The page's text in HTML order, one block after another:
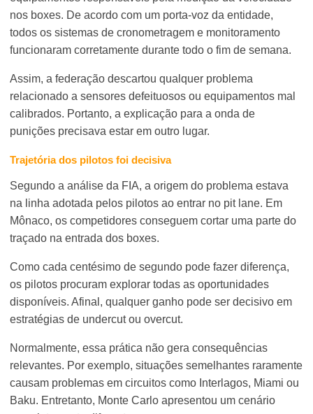
nos boxes. De acordo com um porta-voz da entidade,
todos os sistemas de cronometragem e monitoramento
funcionaram corretamente durante todo o fim de semana.
Assim, a federação descartou qualquer problema
relacionado a sensores defeituosos ou equipamentos mal
calibrados. Portanto, a explicação para a onda de
punições precisava estar em outro lugar.
Trajetória dos pilotos foi decisiva
Segundo a análise da FIA, a origem do problema estava
na linha adotada pelos pilotos ao entrar no pit lane. Em
Mônaco, os competidores conseguem cortar uma parte do
traçado na entrada dos boxes.
Como cada centésimo de segundo pode fazer diferença,
os pilotos procuram explorar todas as oportunidades
disponíveis. Afinal, qualquer ganho pode ser decisivo em
estratégias de undercut ou overcut.
Normalmente, essa prática não gera consequências
relevantes. Por exemplo, situações semelhantes raramente
causam problemas em circuitos como Interlagos, Miami ou
Baku. Entretanto, Monte Carlo apresentou um cenário